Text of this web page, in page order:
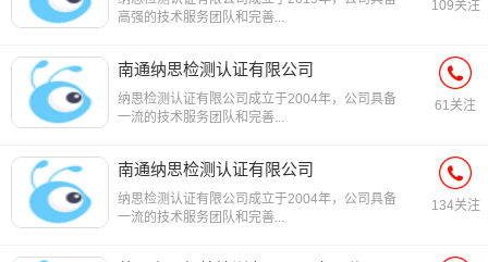
高强的技术服务团队和完善...
109关注
南通纳思检测认证有限公司
纳思检测认证有限公司成立于2004年，公司具备
一流的技术服务团队和完善...
61关注
南通纳思检测认证有限公司
纳思检测认证有限公司成立于2004年，公司具备
一流的技术服务团队和完善...
134关注